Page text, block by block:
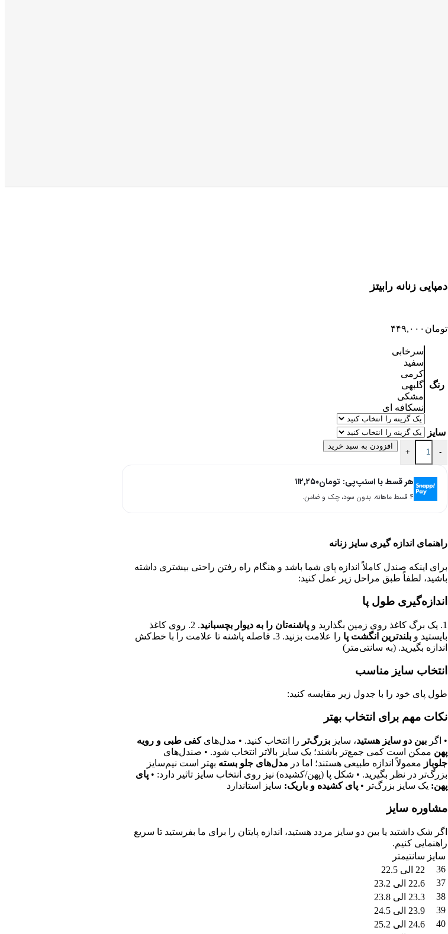
دمپایی زنانه رابیتز
تومان ۴۴۹,۰۰۰
رنگ
سرخابی
سفید
کرمی
گلبهی
مشکی
نسکافه ای
سایز
-
+
افزودن به سبد خرید
هر قسط با اسنپ‌پی: تومان۱۱۲,۲۵۰
۴ قسط ماهانه. بدون سود، چک و ضامن.
راهنمای اندازه گیری سایز زنانه
برای اینکه صندل کاملاً اندازه پای شما باشد و هنگام راه رفتن راحتی بیشتری داشته
باشید، لطفاً طبق مراحل زیر عمل کنید:
اندازه‌گیری طول پا
1. یک برگ کاغذ روی زمین بگذارید و پاشنه‌تان را به دیوار بچسبانید
. 2. روی کاغذ
بایستید و بلندترین انگشت پا
را علامت بزنید. 3. فاصله پاشنه تا علامت را با خط‌کش
اندازه بگیرید. (به سانتی‌متر)
انتخاب سایز مناسب
طول پای خود را با جدول زیر مقایسه کنید:
نکات مهم برای انتخاب بهتر
• اگر بین دو سایز هستید، سایز بزرگ‌تر را انتخاب کنید. • مدل‌هایکفی طبی و رویه
پهن ممکن است کمی جمع‌تر باشند؛ یک سایز بالاتر انتخاب شود. • صندل‌های
جلوباز معمولاً اندازه طبیعی هستند؛ اما در مدل‌های جلو بسته بهتر است نیم‌سایز
بزرگ‌تر در نظر بگیرید. • شکل پا (پهن/کشیده) نیز روی انتخاب سایز تاثیر دارد: • پای
پهن: یک سایز بزرگ‌تر • پای کشیده و باریک: سایز استاندارد
مشاوره سایز
اگر شک داشتید یا بین دو سایز مردد هستید، اندازه پایتان را برای ما بفرستید تا سریع
راهنمایی کنیم.
سایز سانتیمتر
36
22 الی 22.5
37
22.6 الی 23.2
38
23.3 الی 23.8
39
23.9 الی 24.5
40
24.6 الی 25.2